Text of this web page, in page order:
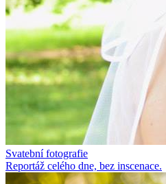
Svatební fotografie
Reportáž celého dne, bez inscenace.